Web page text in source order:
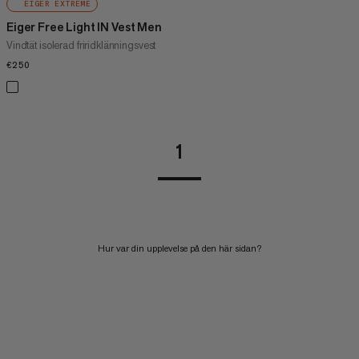
EIGER EXTREME
Eiger Free Light IN Vest Men
Vindtät isolerad friridklänningsvest
€250
1
Hur var din upplevelse på den här sidan?